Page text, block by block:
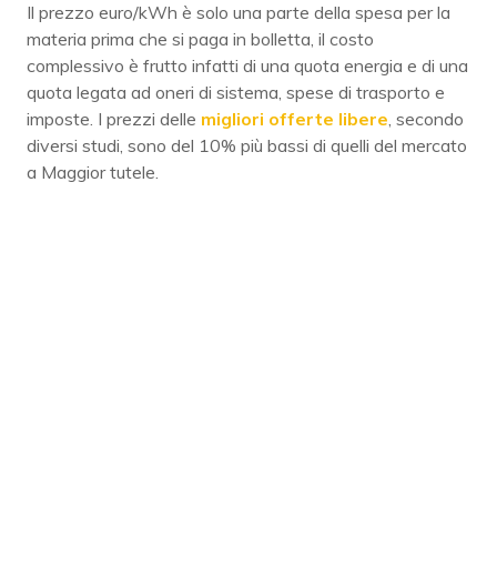
Il prezzo euro/kWh è solo una parte della spesa per la
materia prima che si paga in bolletta, il costo
complessivo è frutto infatti di una quota energia e di una
quota legata ad oneri di sistema, spese di trasporto e
imposte. I prezzi delle migliori offerte libere, secondo
diversi studi, sono del 10% più bassi di quelli del mercato
a Maggior tutele.